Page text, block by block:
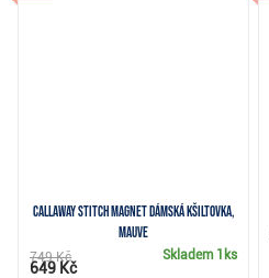
Callaway Stitch Magnet dámská kšiltovka,
mauve
Skladem 1ks
749 Kč
649 Kč